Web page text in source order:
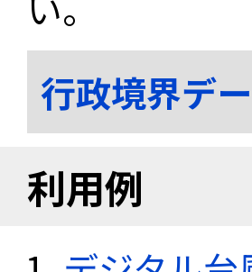
行政境界デ
利用例